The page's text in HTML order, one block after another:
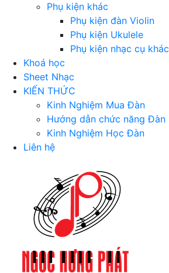
Phụ kiện khác
Phụ kiện đàn Violin
Phụ kiện Ukulele
Phụ kiện nhạc cụ khác
Khoá học
Sheet Nhạc
KIẾN THỨC
Kinh Nghiệm Mua Đàn
Hướng dẫn chức năng Đàn
Kinh Nghiệm Học Đàn
Liên hệ